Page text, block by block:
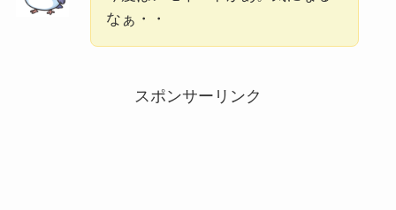
なぁ・・
スポンサーリンク